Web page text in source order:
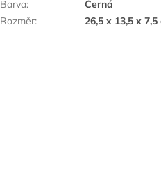
Barva:
Černá
Rozměr: 26,5 x 13,5 x 7,5